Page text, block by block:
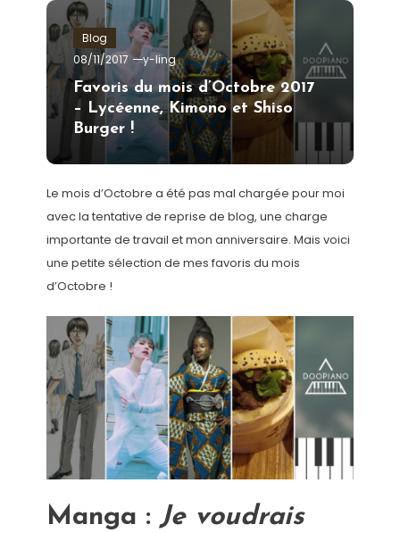
Blog
08/11/2017
y-ling
Favoris du mois d’Octobre 2017
– Lycéenne, Kimono et Shiso
Burger !
Le mois d’Octobre a été pas mal chargée pour moi
avec la tentative de reprise de blog, une charge
importante de travail et mon anniversaire. Mais voici
une petite sélection de mes favoris du mois
d’Octobre !
Manga :Je voudrais